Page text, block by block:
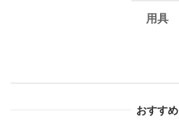
用具
おすすめ